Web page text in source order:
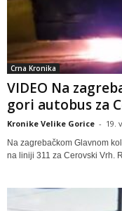
Crna Kronika
VIDEO Na
gori autobus za
Kronike Velike Gorice - 19.
Na zagrebačkom Glavnom
na liniji 311 za Cerovski Vrh.